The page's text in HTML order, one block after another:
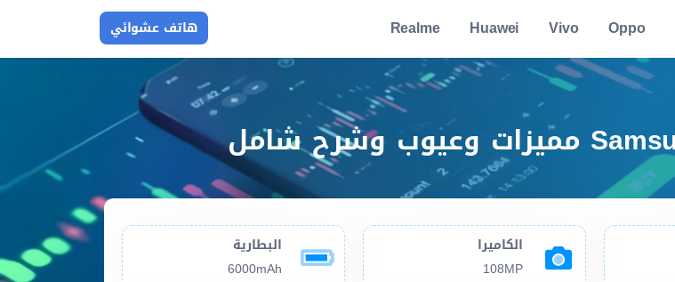
Oppo
Vivo
Huawei
Realme هاتف عشوائي
الكاميرا
108MP
البطارية
6000mAh